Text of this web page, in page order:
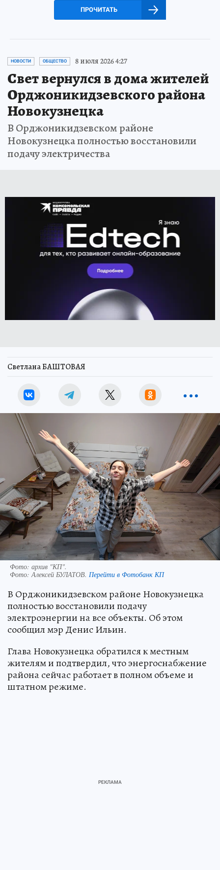
ПРОЧИТАТЬ
НОВОСТИ ОБЩЕСТВО 8 июля 2026 4:27
Свет вернулся в дома жителей
Орджоникидзевского района
Новокузнецка
В Орджоникидзевском районе
Новокузнецка полностью восстановили
подачу электричества
Светлана БАШТОВАЯ
Фото: архив "КП".
Фото: Алексей БУЛАТОВ. Перейти в Фотобанк КП
В Орджоникидзевском районе Новокузнецка
полностью восстановили подачу
электроэнергии на все объекты. Об этом
сообщил мэр Денис Ильин.
Глава Новокузнецка обратился к местным
жителям и подтвердил, что энергоснабжение
района сейчас работает в полном объеме и
штатном режиме.